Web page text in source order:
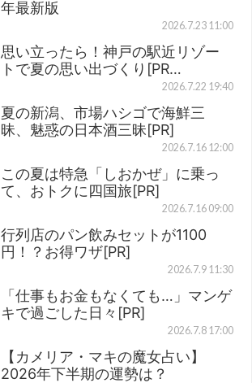
年最新版
2026.7.23 11:00
思い立ったら！神戸の駅近リゾー
トで夏の思い出づくり[PR…
2026.7.22 19:40
夏の新潟、市場ハシゴで海鮮三
昧、魅惑の日本酒三昧[PR]
2026.7.16 12:00
この夏は特急「しおかぜ」に乗っ
て、おトクに四国旅[PR]
2026.7.16 09:00
行列店のパン飲みセットが1100
円！？お得ワザ[PR]
2026.7.9 11:30
「仕事もお金もなくても…」マンゲ
キで過ごした日々[PR]
2026.7.8 17:00
【カメリア・マキの魔女占い】
2026年下半期の運勢は？